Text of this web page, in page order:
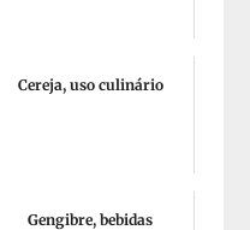
Cereja, uso culinário
Gengibre, bebidas